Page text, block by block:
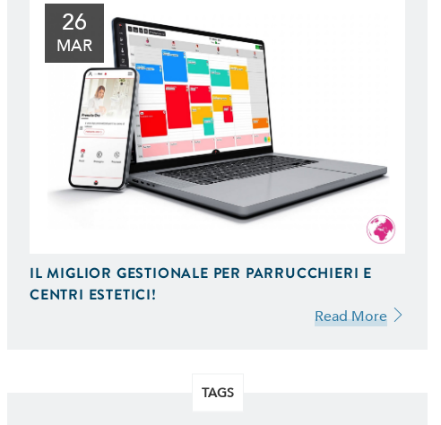
26
MAR
IL MIGLIOR GESTIONALE PER PARRUCCHIERI E
CENTRI ESTETICI!
Read More
TAGS